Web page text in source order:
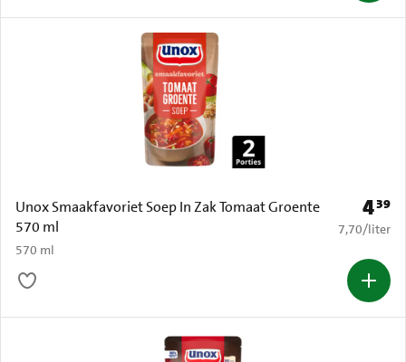
Unox Smaakfavoriet Soep In Zak Tomaat Groente
570 ml
570 ml
Prijs:
439
€ 7,70 per
7,70/liter